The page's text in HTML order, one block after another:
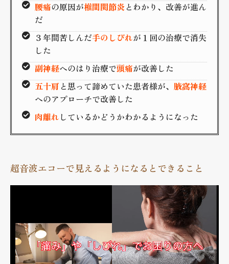
腰痛の原因が椎間関節炎とわかり、改善が進ん
だ
３年間苦しんだ手のしびれが１回の治療で消失
した
副神経へのはり治療で頭痛が改善した
五十肩 と思って諦めていた患者様が、 腋窩神経
へのアプローチで改善した
肉離れしているかどうかわかるようになった
超音波エコーで見えるようになるとできること